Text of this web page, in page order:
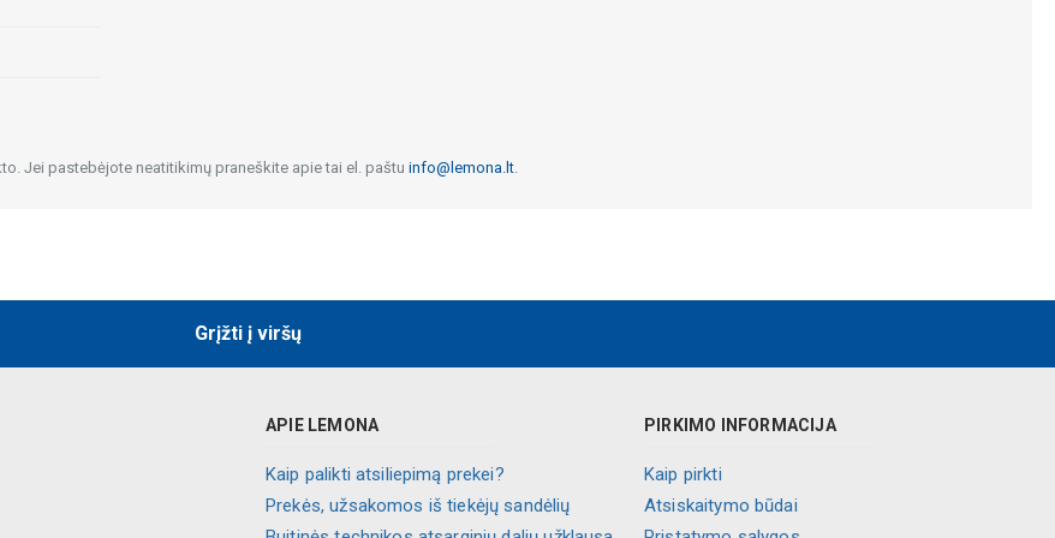
Jei pastebėjote neatitikimų praneškite apie tai el. paštu info@lemona.lt.
Grįžti į viršų
APIE LEMONA
Kaip palikti atsiliepimą prekei?
Prekės, užsakomos iš tiekėjų sandėlių
PIRKIMO INFORMACIJA
Kaip pirkti
Atsiskaitymo būdai